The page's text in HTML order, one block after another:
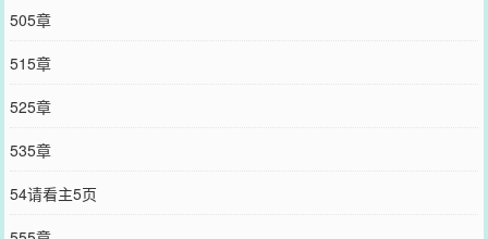
505章
515章
525章
535章
54请看主5页